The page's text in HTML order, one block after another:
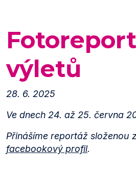
výletů
28. 6. 2025
Ve dnech 24. až 25. června
Přinášíme reportáž složenou
facebookový profil.